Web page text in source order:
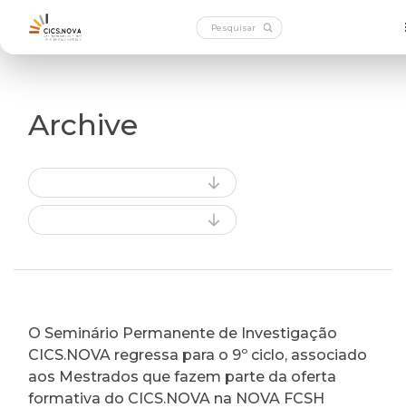
Archive
O Seminário Permanente de Investigação
CICS.NOVA regressa para o 9º ciclo, associado
aos Mestrados que fazem parte da oferta
formativa do CICS.NOVA na NOVA FCSH